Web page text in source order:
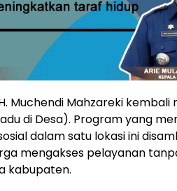
Muchendi Mahzareki kembali
di Desa). Program yang
dalam satu lokasi ini
mengakses pelayanan
kabupaten.